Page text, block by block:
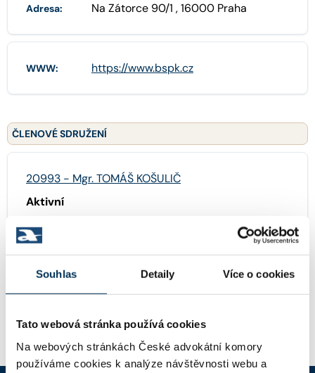
Souhlas Detaily Více o cookies
Tato webová stránka používá cookies
Na webových stránkách České advokátní komory
používáme cookies k analýze návštěvnosti webu a
Adresa: Na Zátorce 90/1 , 16000 Praha
WWW: https://www.bspk.cz
ČLENOVÉ SDRUŽENÍ
20993 - Mgr. TOMÁŠ KOŠULIČ
Aktivní